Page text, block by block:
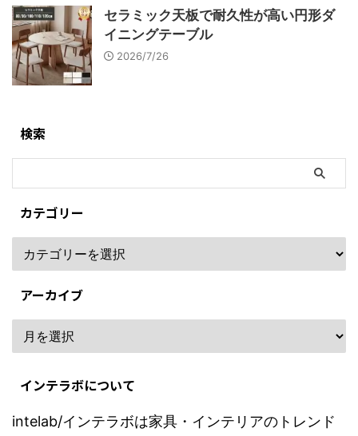
セラミック天板で耐久性が高い円形ダ
イニングテーブル
2026/7/26
検索
カテゴリー
アーカイブ
インテラボについて
intelab/インテラボは家具・インテリアのトレンド